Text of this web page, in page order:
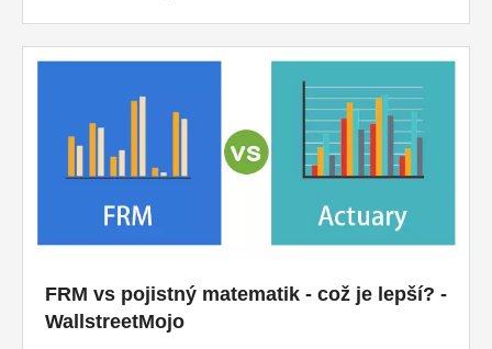
FRM vs pojistný matematik - což je lepší? -
WallstreetMojo